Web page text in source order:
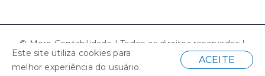
© Moro Contabilidade | Todos os direitos reservados |
Desenvolvido por
Este site utiliza cookies para
melhor experiência do usuário.
ACEITE